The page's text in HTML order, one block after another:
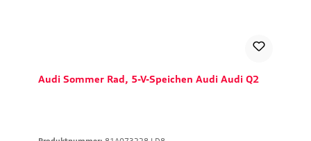
Audi Sommer Rad, 5-V-Speichen Audi Audi Q2